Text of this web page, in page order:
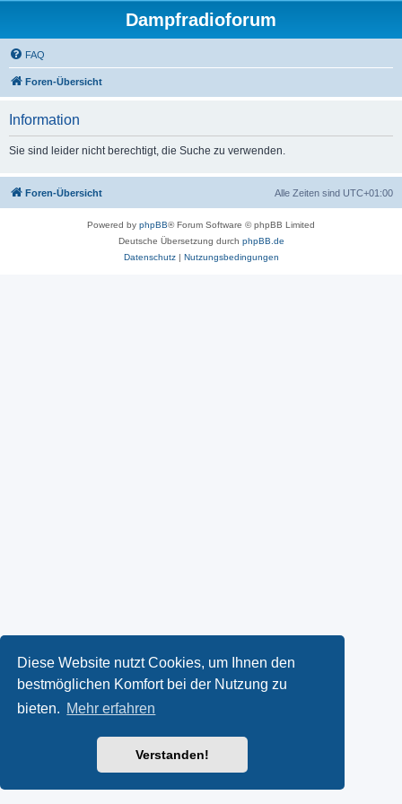
Diese Website nutzt Cookies, um Ihnen den
bestmöglichen Komfort bei der Nutzung zu
bieten. Mehr erfahren
Verstanden!
Dampfradioforum
FAQ
Foren-Übersicht
Information
Sie sind leider nicht berechtigt, die Suche zu verwenden.
Foren-Übersicht Alle Zeiten sind UTC+01:00
Powered by phpBB® Forum Software © phpBB Limited
Deutsche Übersetzung durch phpBB.de
Datenschutz| Nutzungsbedingungen